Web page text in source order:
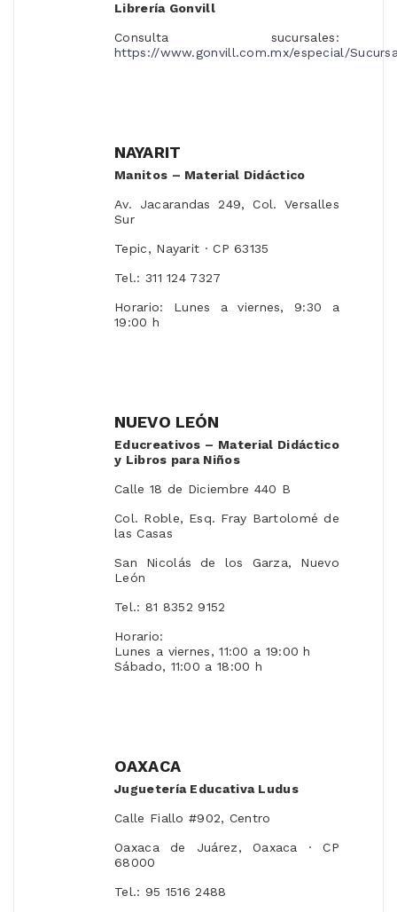
Librería Gonvill
Consulta sucursales:
https://www.gonvill.com.mx/especial/
NAYARIT
Manitos – Material Didáctico
Av. Jacarandas 249, Col. Versalles
Sur
Tepic, Nayarit · CP 63135
Tel.: 311 124 7327
Horario: Lunes a viernes, 9:30 a
19:00 h
NUEVO LEÓN
Educreativos – Material Didáctico
y Libros para Niños
Calle 18 de Diciembre 440 B
Col. Roble, Esq. Fray Bartolomé de
las Casas
San Nicolás de los Garza, Nuevo
León
Tel.: 81 8352 9152
Horario:
Lunes a viernes, 11:00 a 19:00 h
Sábado, 11:00 a 18:00 h
OAXACA
Juguetería Educativa Ludus
Calle Fiallo #902, Centro
Oaxaca de Juárez, Oaxaca · CP
68000
Tel.: 95 1516 2488